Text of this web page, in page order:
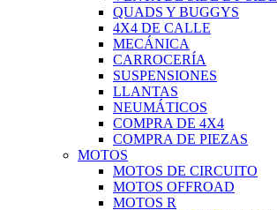
QUADS Y BUGGYS
4X4 DE CALLE
MECÁNICA
CARROCERÍA
SUSPENSIONES
LLANTAS
NEUMÁTICOS
COMPRA DE 4X4
COMPRA DE PIEZAS
MOTOS
MOTOS DE CIRCUITO
MOTOS OFFROAD
MOTOS R